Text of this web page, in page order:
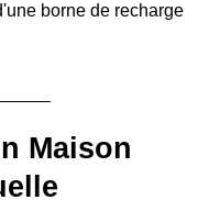
borne de recharge
Maison